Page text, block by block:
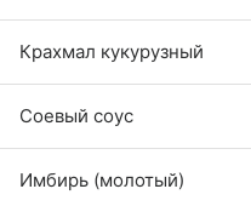
Крахмал кукурузный
Соевый соус
Имбирь (молотый)